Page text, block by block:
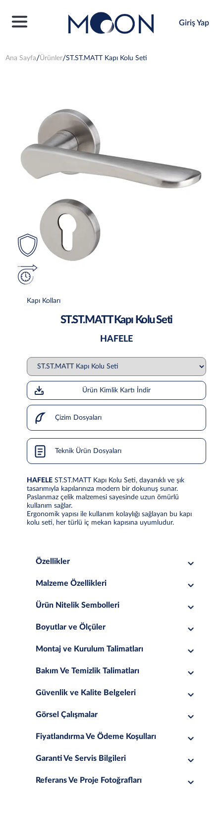
Giriş Yap
Ana Sayfa Ürünler ST.ST.MATT Kapı Kolu Seti
Kapı Kolları
ST.ST.MATT Kapı Kolu Seti
HAFELE
Ürün Kimlik Kartı İndir
Çizim Dosyaları
Teknik Ürün Dosyaları
HAFELEST.ST.MATT Kapı Kolu Seti, dayanıklı ve şık
tasarımıyla kapılarınıza modern bir dokunuş sunar.
Paslanmaz çelik malzemesi sayesinde uzun ömürlü
kullanım sağlar.
Ergonomik yapısı ile kullanım kolaylığı sağlayan bu kapı
kolu seti, her türlü iç mekan kapısına uyumludur.
Özellikler
Malzeme Özellikleri
Ürün Nitelik Sembolleri
Boyutlar ve Ölçüler
Montaj ve Kurulum Talimatları
Bakım Ve Temizlik Talimatları
Güvenlik ve Kalite Belgeleri
Görsel Çalışmalar
Fiyatlandırma Ve Ödeme Koşulları
Garanti Ve Servis Bilgileri
Referans Ve Proje Fotoğrafları